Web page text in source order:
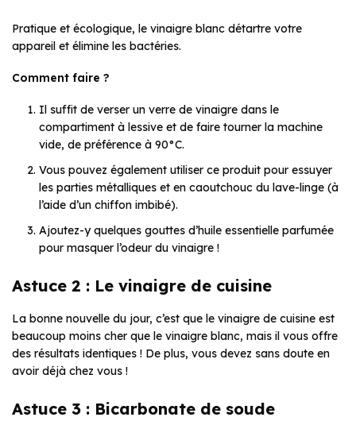
Pratique et écologique, le vinaigre blanc détartre votre
appareil et élimine les bactéries.
Comment faire ?
Il suffit de verser un verre de vinaigre dans le
compartiment à lessive et de faire tourner la machine
vide, de préférence à 90°C.
Vous pouvez également utiliser ce produit pour essuyer
les parties métalliques et en caoutchouc du lave-linge (à
l’aide d’un chiffon imbibé).
Ajoutez-y quelques gouttes d’huile essentielle parfumée
pour masquer l’odeur du vinaigre !
Astuce 2 : Le vinaigre de cuisine
La bonne nouvelle du jour, c’est que le vinaigre de cuisine est
beaucoup moins cher que le vinaigre blanc, mais il vous offre
des résultats identiques ! De plus, vous devez sans doute en
avoir déjà chez vous !
Astuce 3 : Bicarbonate de soude